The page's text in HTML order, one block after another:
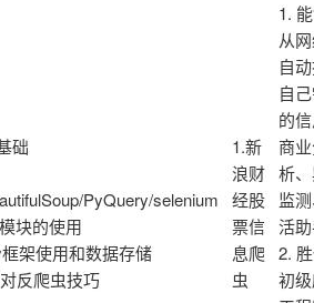
础
PyQuery/selenium
块的使用
架使用和数据存储
反爬虫技巧
1.新
浪财
经股
票信
息爬
虫
1.
从
自
自
的
商
析
监
活
2.
初